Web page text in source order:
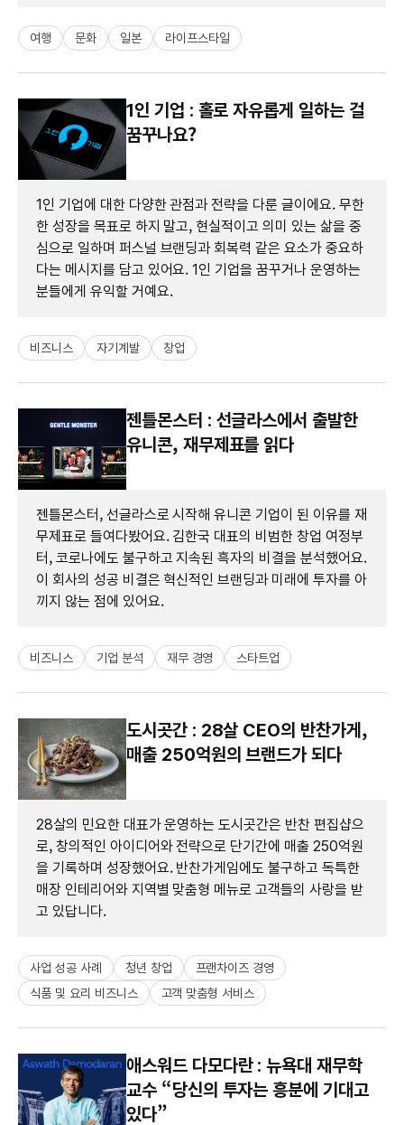
여행 문화 일본 라이프스타일
1인 기업 : 홀로 자유롭게 일하는 걸
꿈꾸나요?
1인 기업에 대한 다양한 관점과 전략을 다룬 글이에요. 무한
한 성장을 목표로 하지 말고, 현실적이고 의미 있는 삶을 중
심으로 일하며 퍼스널 브랜딩과 회복력 같은 요소가 중요하
다는 메시지를 담고 있어요. 1인 기업을 꿈꾸거나 운영하는
분들에게 유익할 거예요.
비즈니스 자기계발 창업
젠틀몬스터 : 선글라스에서 출발한
유니콘, 재무제표를 읽다
젠틀몬스터, 선글라스로 시작해 유니콘 기업이 된 이유를 재
무제표로 들여다봤어요. 김한국 대표의 비범한 창업 여정부
터, 코로나에도 불구하고 지속된 흑자의 비결을 분석했어요.
이 회사의 성공 비결은 혁신적인 브랜딩과 미래에 투자를 아
끼지 않는 점에 있어요.
비즈니스 기업 분석 재무 경영 스타트업
도시곳간 : 28살 CEO의 반찬가게,
매출 250억원의 브랜드가 되다
28살의 민요한 대표가 운영하는 도시곳간은 반찬 편집샵으
로, 창의적인 아이디어와 전략으로 단기간에 매출 250억원
을 기록하며 성장했어요. 반찬가게임에도 불구하고 독특한
매장 인테리어와 지역별 맞춤형 메뉴로 고객들의 사랑을 받
고 있답니다.
사업 성공 사례 청년 창업
프랜차이즈 경영
식품 및 요리 비즈니스
고객 맞춤형 서비스
애스워드 다모다란 : 뉴욕대 재무학
교수 “당신의 투자는 흥분에 기대고
있다”